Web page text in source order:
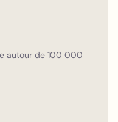
autour de 100 000